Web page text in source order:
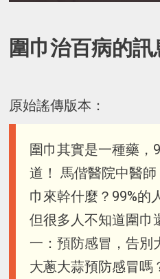
圍巾治百病的訊
原始謠傳版本：
圍巾其實是一種藥，
道！ 馬偕醫院中醫
巾來幹什麼？99%的
但很多人不知道圍巾
一：預防感冒，告別
大蔥大蒜預防感冒嗎